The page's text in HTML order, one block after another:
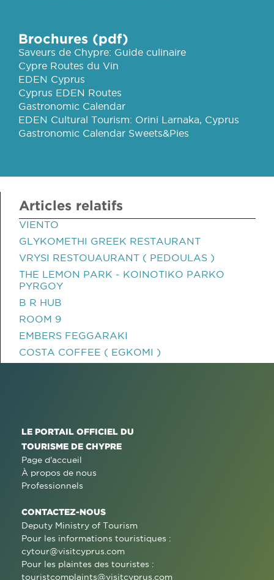
Brochures (pdf)
Saveurs de Chypre: Guide culinaire
Cypre Routes du Vin
EDEN Cyprus
Cyprus EDEN Routes
Gastronomic Calendar
EDEN Cultural Tourism: Orini Larnaka, Cyprus
Gastronomic Calendar Sweets&Pies
Articles relatifs
VIENTO
GLYKOMETHI GREEK RESTAURANT
VRYSI RESTOUAURANT ( PEDOULAS )
THE LEMON PARK - KOINOTIKO PARKO
PYRGOY
B R HUB
ROOM 9
EMBERS FEGGARAKI
COSTA COFFEE ( EGKOMI )
LE PORTAIL OFFICIEL DU
TOURISME DE CHYPRE
Page d'accueil
À propos de nous
Professionnels
CONTACTEZ-NOUS
Deputy Ministry of Tourism
Pour les informations touristiques :
cytour@visitcyprus.com
Pour les plaintes des touristes :
touristcomplaints@visitcyprus.com